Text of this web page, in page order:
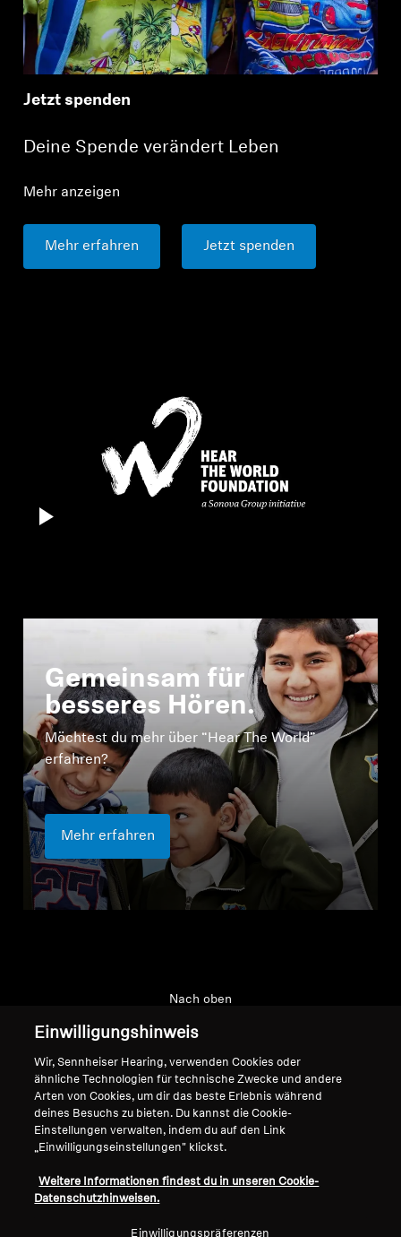
Jetzt spenden
Deine Spende verändert Leben
Mehr anzeigen
Mehr erfahren Jetzt spenden
Gemeinsam für
besseres Hören.
Möchtest du mehr über “Hear The World”
erfahren?
Mehr erfahren
Support
Nach oben
Impressum
Vertrag widerrufen
Globale Datenschutzrichtlinie
Allgemeine
Unser Unternehmen
Pressekontakte
Einwilligungshinweis
Wir, Sennheiser Hearing, verwenden Cookies oder
ähnliche Technologien für technische Zwecke und andere
Arten von Cookies, um dir das beste Erlebnis während
deines Besuchs zu bieten. Du kannst die Cookie-
Einstellungen verwalten, indem du auf den Link
„Einwilligungseinstellungen" klickst.
Weitere Informationen findest du in unseren Cookie-
Datenschutzhinweisen.
Einwilligungspräferenzen
Melden Sie sich bei Ihrem Konto an, um
Ihre zuvor gespeicherten Artikel anzuzeigen.
Login